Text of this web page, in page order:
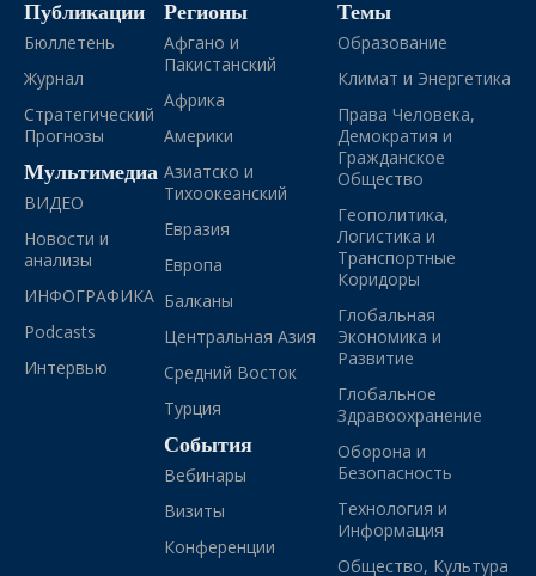
Публикации
Бюллетень
Журнал
Стратегический
Прогнозы
Мультимедиа
ВИДЕО
Новости и
анализы
ИНФОГРАФИКА
Podcasts
Интервью
Регионы
Афгано и
Пакистанский
Африка
Америки
Азиатско и
Тихоокеанский
Евразия
Европа
Балканы
Центральная Азия
Средний Восток
Турция
События
Вебинары
Визиты
Конференции
Темы
Образование
Климат и Энергетика
Права Человека,
Демократия и
Гражданское
Общество
Геополитика,
Логистика и
Транспортные
Коридоры
Глобальная
Экономика и
Развитие
Глобальное
Здравоохранение
Оборона и
Безопасность
Технология и
Информация
Общество, Культура